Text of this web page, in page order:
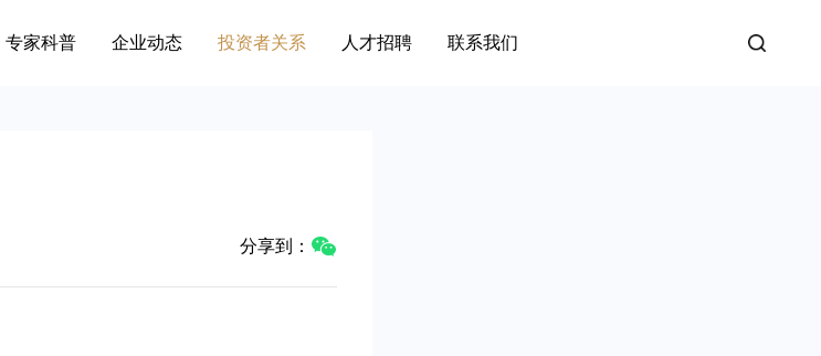
专家科普 企业动态 投资者关系 人才招聘 联系我们
分享到：